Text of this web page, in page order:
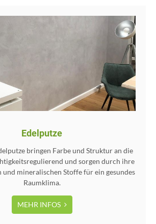
Edelputze
bringen Farbe und Struktur an die
und sorgen durch ihre
und mineralischen Stoffe für ein gesundes
Raumklima.
MEHR INFOS